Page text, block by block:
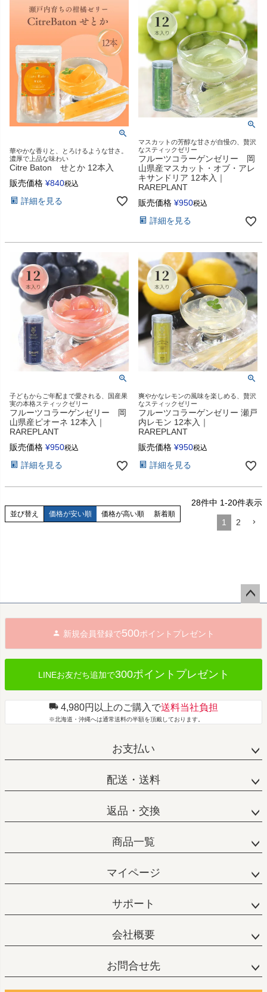
華やかな香りと、とろけるような甘さ。
濃厚で上品な味わい
Citre Baton せとか 12本入
販売価格 ¥840税込
詳細を見る
マスカットの芳醇な甘さが自慢の、贅沢
なスティックゼリー
フルーツコラーゲンゼリー 岡
山県産マスカット・オブ・アレ
キサンドリア 12本入｜
RAREPLANT
販売価格 ¥950税込
詳細を見る
子どもからご年配まで愛される、国産果
実の本格スティックゼリー
フルーツコラーゲンゼリー 岡
山県産ピオーネ 12本入｜
RAREPLANT
販売価格 ¥950税込
詳細を見る
爽やかなレモンの風味を楽しめる、贅沢
なスティックゼリー
フルーツコラーゲンゼリー 瀬戸
内レモン 12本入｜
RAREPLANT
販売価格 ¥950税込
詳細を見る
並び替え 価格が安い順 価格が高い順 新着順
28件中 1-20件表示
1 2
へ
新規会員登録で500ポイントプレゼント
LINEお友だち追加で300ポイントプレゼント
4,980円以上のご購入で送料当社負担
※北海道・沖縄へは通常送料の半額を頂戴しております。
お支払い
配送・送料
返品・交換
商品一覧
マイページ
サポート
会社概要
お問合せ先